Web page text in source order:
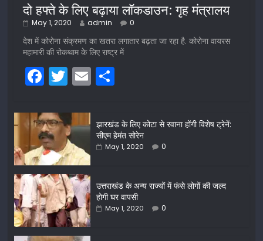
दो हफ्ते के लिए बढ़ाया लॉकडाउन: गृह मंत्रालय
May 1, 2020 admin 0
देश में कोरोना संक्रमण का खतरा लगातार बढ़ता जा रहा है. कोरोना वायरस
महामारी की रोकथाम के लिए राष्ट्र में
F
a
c
e
b
o
o
k
T
w
itt
er
E
m
ar
e
झारखंड के लिए कोटा से रवाना होंगी विशेष ट्रेनें:
सीएम हेमंत सोरेन
May 1, 2020 0
उत्तराखंड के अन्य राज्यों में फंसे लोगों की जल्द
होगी घर वापसी
May 1, 2020 0